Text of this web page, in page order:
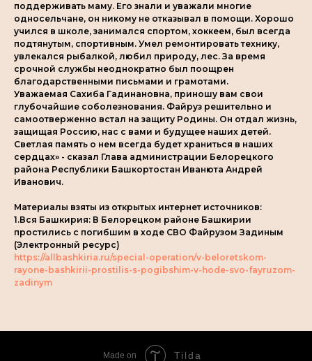
поддерживать маму. Его знали и уважали многие
односельчане, он никому не отказывал в помощи. Хорошо
учился в школе, занимался спортом, хоккеем, был всегда
подтянутым, спортивным. Умел ремонтировать технику,
увлекался рыбалкой, любил природу, лес. За время
срочной службы неоднократно был поощрен
благодарственными письмами и грамотами.
Уважаемая Сахиба Гадинановна, приношу вам свои
глубочайшие соболезнования. Файруз решительно и
самоотверженно встал на защиту Родины. Он отдал жизнь,
защищая Россию, нас с вами и будущее наших детей.
Светлая память о нем всегда будет храниться в наших
сердцах» - сказал Глава администрации Белорецкого
района Республики Башкортостан Иванюта Андрей
Иванович.
Материалы взяты из открытых интернет источников:
1.Вся Башкирия: В Белорецком районе Башкирии
простились с погибшим в ходе СВО Файрузом Задиным
(Электронный ресурс)
https://allbashkiria.ru/special-operation/v-beloretskom-
rayone-bashkirii-prostilis-s-pogibshim-v-hode-svo-fayruzom-
zadinym
Made on Tilda